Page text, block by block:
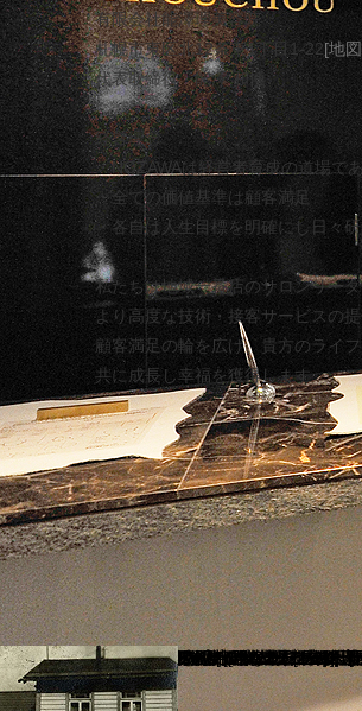
有限会社能澤理美容院
札幌市東区北12条東1丁目1-22[地
代表取締役 能澤 和博
経営理念
・NOZAWAは経営者育成の道場で
・全ての価値基準は顧客満足
・各自は人生目標を明確にし日々
私たちは地域一番店のサロンリー
より高度な技術・接客サービスの
顧客満足の輪を広げ、貴方のライ
共に成長し幸福を獲得します
1930年（昭和5年）北海道雨龍郡北龍村（現雨
店舗拡張、最新機器を導入、小さな村一番の社
1962年（昭和37年）札幌進出[画像上段1左3]
1966年（昭和41年）有限会社 能澤理美容院設
ヘアーサロンのざわ（現カットプラザ）ビュー
1970～80年代 支店展開を開始[画像上段1左4]
ヘアーサロンのざわエスタ店（現エンブレム）[
ヘアーサロンアルカポネ開店[画像上段2左2]
1988年（昭和63年）NOZAWAビル竣工[画像上
小さな理容館はビルになりました。
2000年（平成12年）ヘアーサロン アルカポネ
2003年（平成15年）ヘアーサロン エンブレム
2007年（平成19年）カットプラザ＆ビューティ
2009年（平成21年）ブライダルシェービング
2012年（平成24年）ザ・バーバーシュシュ開店